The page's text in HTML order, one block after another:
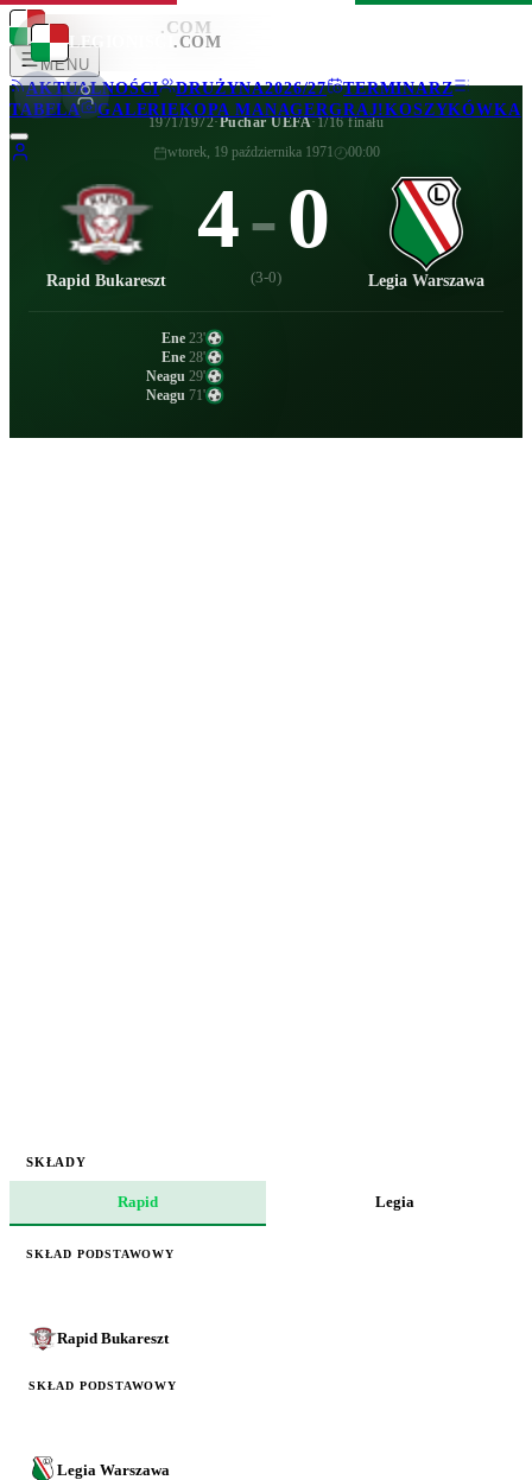
LEGIONISCI .COM
MENU
AKTUALNOŚCI
DRUŻYNA2026/27
TERMINARZ
TABELA
GALERIEKOPA MANAGERGRAJ!KOSZYKÓWKA
LEGIONISCI .COM
1971/1972·Puchar UEFA·1/16 finału
wtorek, 19 października 1971
00:00
Rapid Bukareszt
4-0
(3-0) Legia Warszawa
Ene 23'
Ene 28'
Neagu 29'
Neagu 71'
SKŁADY
Rapid Legia
SKŁAD PODSTAWOWY
Rapid Bukareszt
SKŁAD PODSTAWOWY
Legia Warszawa